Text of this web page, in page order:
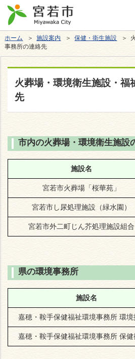
ホーム ＞施設案内 ＞保健・衛生施設 ＞
事務所の連絡先
火葬場・環境衛生施設・福
先
市内の火葬場・環境衛生施設
施設名
宮若市火葬場「桜華苑」
宮若市し尿処理施設（緑水園）
宮若市外二町じん芥処理施設組合
県の環境事務所
施設名
嘉穂・鞍手保健福祉環境事務所 環境
嘉穂・鞍手保健福祉環境事務所 保健